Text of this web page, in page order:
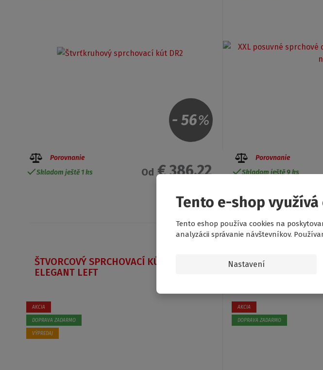
Tento e-shop využívá
Tento eshop používa cookies na
analyzácii správanie návštevníkov.
Nastavení
- 56%
Od € 386.22
Porovnanie
Skladom ještě 1 ks
Porovnanie
Skladom ještě 9 ks
ŠTVORCOVÝ SPRCHOVACÍ KÚT CORNER
ELEGANT LEFT
AKCIA
DOPRAVA ZADARMO
VÝPREDAJ
SPRCHOVACÍ KÚT
DVOJDIELNYMI
AKCIA
DOPRAVA ZADARMO